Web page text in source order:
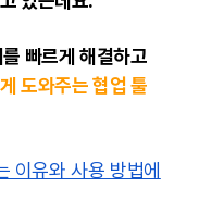
빠르게 해결하고
도와주는협업 툴
이유와 사용 방법에